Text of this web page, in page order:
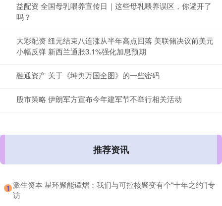
益配资 全国母乳喂养宣传日｜这些母乳喂养误区，你避开了
吗？
大彩配资 纽元结束八连涨从半年高点回落 美联储决议前美元
小幅反弹 新西兰通胀3.1%强化加息预期
融通资产 关于《坤舆万国全图》的一些密码
股市策略 伊朗军方宣布今年建军节不举行相关活动
推荐资讯
1 ​派生资本 星环聚能谭熠：我们与可控核聚变有个“十年之约”|专
访